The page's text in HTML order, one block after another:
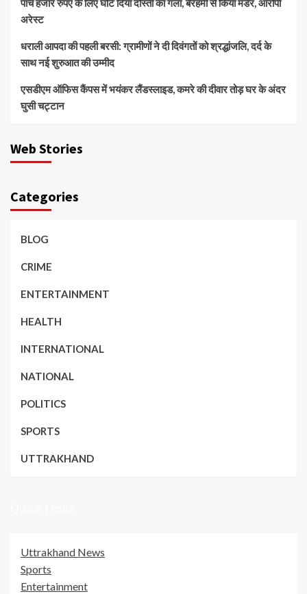
पांच हजार रुपए के लिए घोंट दिया दोस्ती का गला, बेरहमी से किया मर्डर, आरोपी
अरेस्ट
धराली आपदा की पहली बरसी: ग्रामीणों ने दी दिवंगतों को श्रद्धांजलि, दर्द के
साथ नई शुरुआत की उम्मीद
एसडीएम ऑफिस कैंपस में भयंकर लैंडस्लाइड, कमरे की दीवार तोड़ घर के अंदर
घुसी चट्टान
Web Stories
Categories
BLOG
CRIME
ENTERTAINMENT
HEALTH
INTERNATIONAL
NATIONAL
POLITICS
SPORTS
UTTRAKHAND
Uttrakhand News
Sports
Entertainment